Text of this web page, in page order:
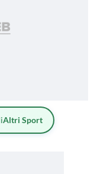
Altri Sport